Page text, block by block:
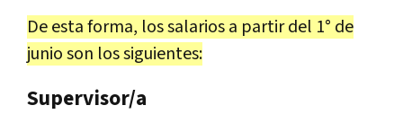
De esta forma, los salarios a partir del 1° de
junio son los siguientes:
Supervisor/a